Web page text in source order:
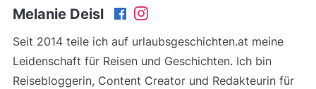
Melanie Deisl
Seit 2014 teile ich auf urlaubsgeschichten.at meine
Leidenschaft für Reisen und Geschichten. Ich bin
Reisebloggerin, Content Creator und Redakteurin für